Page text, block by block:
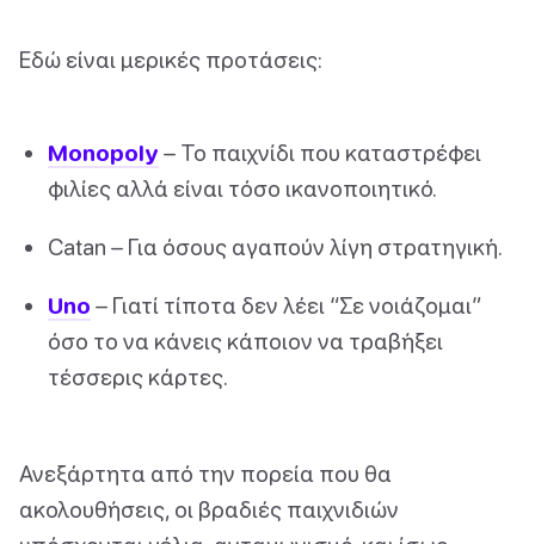
Εδώ είναι μερικές προτάσεις:
Monopoly – Το παιχνίδι που καταστρέφει
φιλίες αλλά είναι τόσο ικανοποιητικό.
Catan – Για όσους αγαπούν λίγη στρατηγική.
Uno – Γιατί τίποτα δεν λέει “Σε νοιάζομαι”
όσο το να κάνεις κάποιον να τραβήξει
τέσσερις κάρτες.
Ανεξάρτητα από την πορεία που θα
ακολουθήσεις, οι βραδιές παιχνιδιών